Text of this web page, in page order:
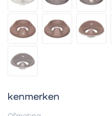
kenmerken